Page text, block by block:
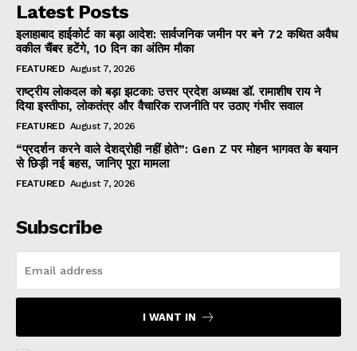
Latest Posts
इलाहाबाद हाईकोर्ट का बड़ा आदेश: सार्वजनिक जमीन पर बने 72 कथित अवैध
वकील चैंबर हटेंगे, 10 दिन का अंतिम मौका
FEATURED August 7, 2026
राष्ट्रीय लोकदल को बड़ा झटका: उत्तर प्रदेश अध्यक्ष डॉ. रामाशीष राय ने
दिया इस्तीफा, लोकतंत्र और वैचारिक राजनीति पर उठाए गंभीर सवाल
FEATURED August 7, 2026
“प्रदर्शन करने वाले देशद्रोही नहीं होते”: Gen Z पर मोहन भागवत के बयान
से छिड़ी नई बहस, जानिए पूरा मामला
FEATURED August 7, 2026
Subscribe
I WANT IN